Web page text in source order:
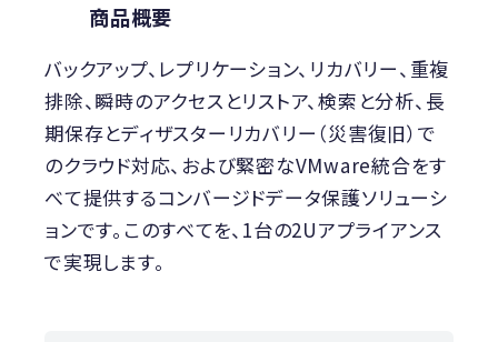
商品概要
バックアップ、レプリケーション、リカバリー、重複
排除、瞬時のアクセスとリストア、検索と分析、長
期保存とディザスターリカバリー（災害復旧）で
のクラウド対応、および緊密なVMware統合をす
べて提供するコンバージドデータ保護ソリューシ
ョンです。このすべてを、1台の2Uアプライアンス
で実現します。